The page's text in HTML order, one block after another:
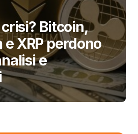
Bitcoin,
XRP perdono
e